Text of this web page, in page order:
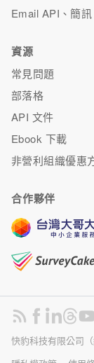
Email API、簡
資源
常見問題
部落格
API 文件
Ebook 下載
非營利組織優惠
合作夥伴
快豹科技有限公司